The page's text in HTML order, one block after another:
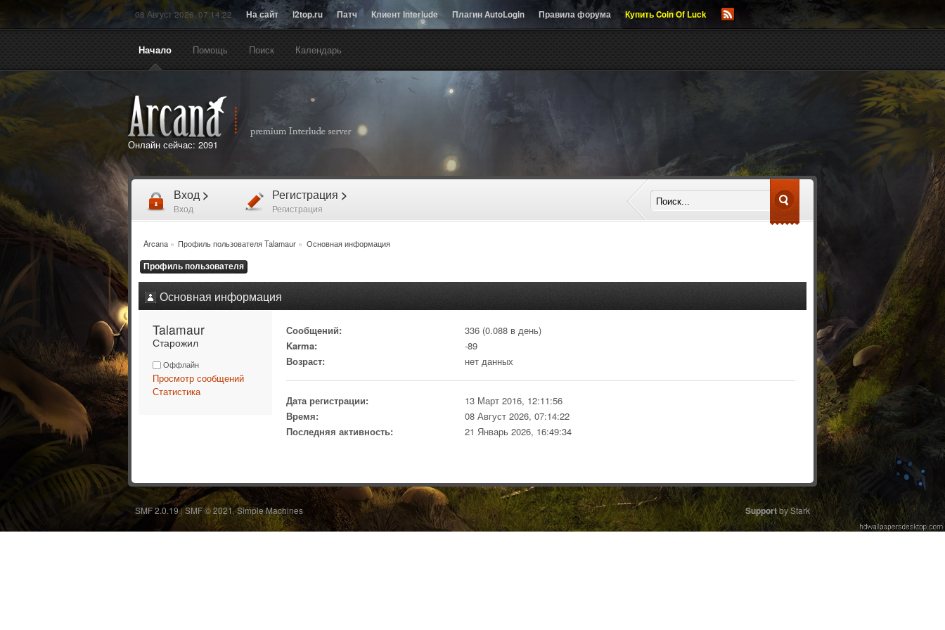
08 Август 2026, 07:14:22 На сайт l2top.ru Патч Клиент Interlude Плагин AutoLogin Правила форума Купить Coin Of Luck
Начало Помощь Поиск Календарь
Онлайн сейчас: 2091
Вход >
Вход
Регистрация >
Регистрация
Arcana» Профиль пользователя Talamaur » Основная информация
Профиль пользователя
Основная информация
Talamaur
Старожил
Оффлайн
Просмотр сообщений
Статистика
Сообщений:
336 (0.088 в день)
Karma:
-89
Возраст:
нет данных
Дата регистрации:
13 Март 2016, 12:11:56
Время:
08 Август 2026, 07:14:22
Последняя активность:
21 Январь 2026, 16:49:34
SMF 2.0.19|SMF © 2021,Simple Machines Supportby Stark